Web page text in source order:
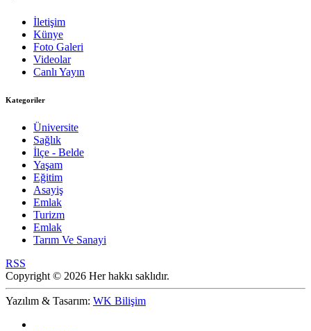
İletişim
Künye
Foto Galeri
Videolar
Canlı Yayın
Kategoriler
Üniversite
Sağlık
İlçe - Belde
Yaşam
Eğitim
Asayiş
Emlak
Turizm
Emlak
Tarım Ve Sanayi
RSS
Copyright © 2026 Her hakkı saklıdır.
Yazılım & Tasarım: WK Bilişim